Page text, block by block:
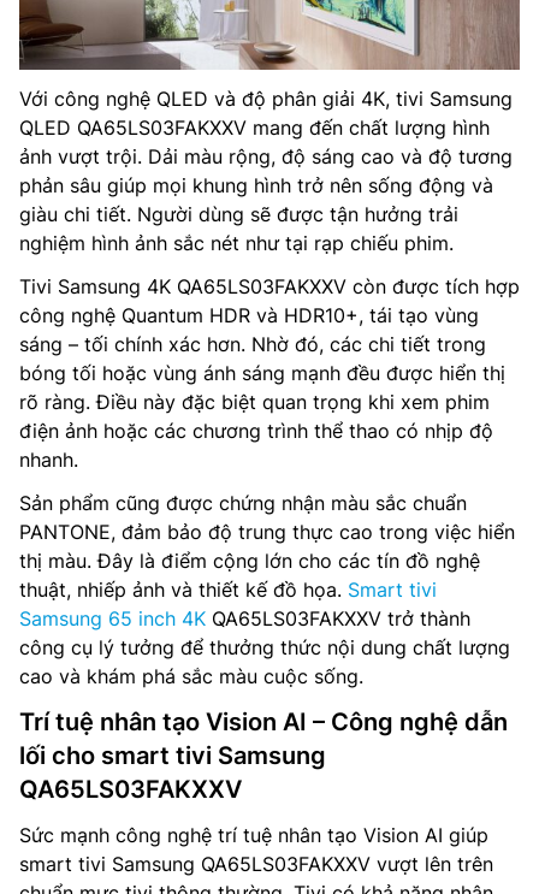
Với công nghệ QLED và độ phân giải 4K, tivi Samsung
QLED QA65LS03FAKXXV mang đến chất lượng hình
ảnh vượt trội. Dải màu rộng, độ sáng cao và độ tương
phản sâu giúp mọi khung hình trở nên sống động và
giàu chi tiết. Người dùng sẽ được tận hưởng trải
nghiệm hình ảnh sắc nét như tại rạp chiếu phim.
Tivi Samsung 4K QA65LS03FAKXXV còn được tích hợp
công nghệ Quantum HDR và HDR10+, tái tạo vùng
sáng – tối chính xác hơn. Nhờ đó, các chi tiết trong
bóng tối hoặc vùng ánh sáng mạnh đều được hiển thị
rõ ràng. Điều này đặc biệt quan trọng khi xem phim
điện ảnh hoặc các chương trình thể thao có nhịp độ
nhanh.
Sản phẩm cũng được chứng nhận màu sắc chuẩn
PANTONE, đảm bảo độ trung thực cao trong việc hiển
thị màu. Đây là điểm cộng lớn cho các tín đồ nghệ
thuật, nhiếp ảnh và thiết kế đồ họa. Smart tivi
Samsung 65 inch 4K QA65LS03FAKXXV trở thành
công cụ lý tưởng để thưởng thức nội dung chất lượng
cao và khám phá sắc màu cuộc sống.
Trí tuệ nhân tạo Vision AI – Công nghệ dẫn
lối cho smart tivi Samsung
QA65LS03FAKXXV
Sức mạnh công nghệ trí tuệ nhân tạo Vision AI giúp
smart tivi Samsung QA65LS03FAKXXV vượt lên trên